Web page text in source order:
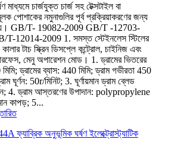
মাধ্যমে চার্জযুক্ত চার্জ সহ টেক্সটাইল বা
পোশাকের নমুনাগুলির পূর্ব প্রক্রিয়াকরণের জন্য
GB/T- 19082-2009 GB/T -12703-
T-12014-2009 1. সমস্ত স্টেইনলেস স্টিলের
টাচ স্ক্রিন ডিসপ্লে কন্ট্রোল, চাইনিজ এবং
মেনু অপারেশন মোড। 1. ড্রামের ভিতরের
ড্রামের ব্যাস: 440 মিমি; ড্রাম গভীরতা 450
ঘূর্ণন: 50r/মিনিট; 3. ঘূর্ণায়মান ড্রাম ব্লেড
4. ড্রাম আস্তরণের উপাদান: polypropylene
কাপড়; 5...